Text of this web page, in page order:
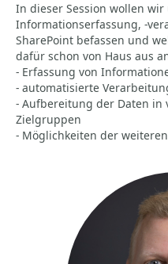
In dieser Session wollen
Informationserfassung, -
SharePoint befassen und
dafür schon von Haus aus
- Erfassung von
- automatisierte
- Aufbereitung der Daten in
Zielgruppen
- Möglichkeiten der